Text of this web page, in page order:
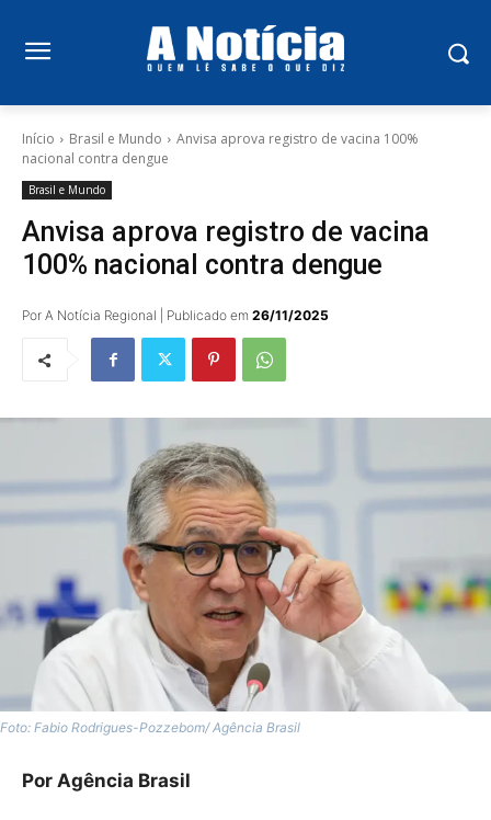
Início Brasil e Mundo
Anvisa aprova registro de vacina 100%
nacional contra dengue
Brasil e Mundo
Anvisa aprova registro de vacina
100% nacional contra dengue
Por A Notícia Regional | Publicado em 26/11/2025
Foto: Fabio Rodrigues-Pozzebom/ Agência Brasil
Por Agência Brasil